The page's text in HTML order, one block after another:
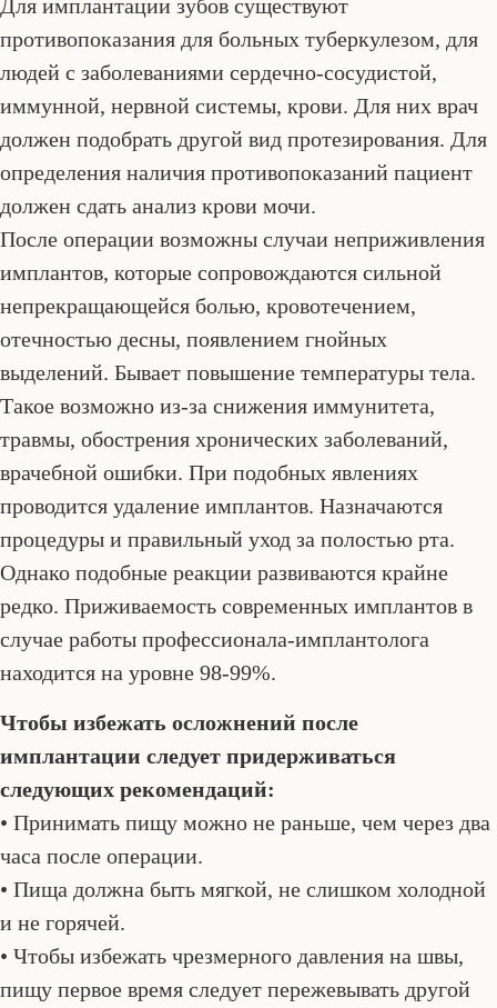
Для имплантации зубов существуют
противопоказания для больных туберкулезом, для
людей с заболеваниями сердечно-сосудистой,
иммунной, нервной системы, крови. Для них врач
должен подобрать другой вид протезирования. Для
определения наличия противопоказаний пациент
должен сдать анализ крови мочи.
После операции возможны случаи неприживления
имплантов, которые сопровождаются сильной
непрекращающейся болью, кровотечением,
отечностью десны, появлением гнойных
выделений. Бывает повышение температуры тела.
Такое возможно из-за снижения иммунитета,
травмы, обострения хронических заболеваний,
врачебной ошибки. При подобных явлениях
проводится удаление имплантов. Назначаются
процедуры и правильный уход за полостью рта.
Однако подобные реакции развиваются крайне
редко. Приживаемость современных имплантов в
случае работы профессионала-имплантолога
находится на уровне 98-99%.
Чтобы избежать осложнений после
имплантации следует придерживаться
следующих рекомендаций:
• Принимать пищу можно не раньше, чем через два
часа после операции.
• Пища должна быть мягкой, не слишком холодной
и не горячей.
• Чтобы избежать чрезмерного давления на швы,
пищу первое время следует пережевывать другой